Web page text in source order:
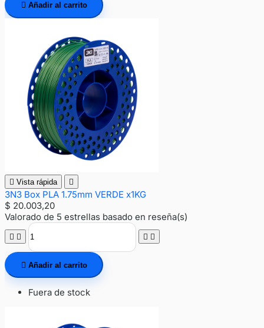
 Añadir al carrito
 Vista rápida 
3N3 Box PLA 1.75mm VERDE x1KG
$ 20.003,20
Valorado de 5 estrellas basado en reseña(s)
   
 Añadir al carrito
Fuera de stock